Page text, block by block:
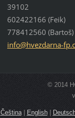
39102
602422166 (Feik)
778412560 (Bartoš)
info@hvezdarna-f
© 2014
Čeština| English|